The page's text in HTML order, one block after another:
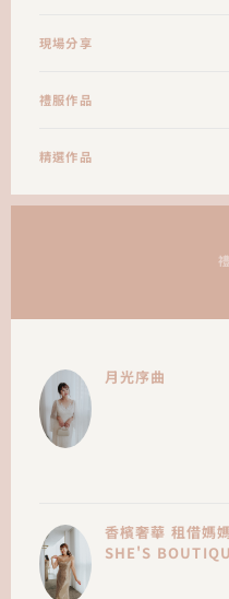
現場分享
禮服作品
精選作品
月光序曲
香檳奢華 租借媽
SHE'S